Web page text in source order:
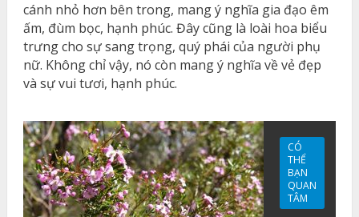
cánh nhỏ hơn bên trong, mang ý nghĩa gia đạo êm
ấm, đùm bọc, hạnh phúc. Đây cũng là loài hoa biểu
trưng cho sự sang trọng, quý phái của người phụ
nữ. Không chỉ vậy, nó còn mang ý nghĩa về vẻ đẹp
và sự vui tươi, hạnh phúc.
CÓ
THỂ
BẠN
QUAN
TÂM